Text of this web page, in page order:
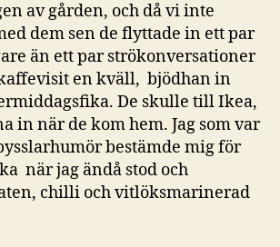
av gården, och då vi inte
dem sen de flyttade in ett par
än ett par strökonversationer
en kväll, bjödhan in
De skulle till Ikea,
in när de kom hem. Jag som var
bestämde mig för
när jag ändå stod och
chilli och vitlöksmarinerad